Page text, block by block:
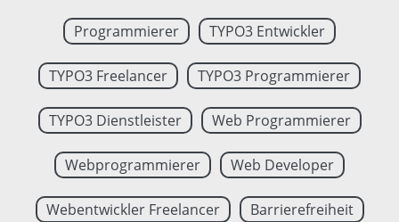
Programmierer TYPO3 Entwickler
TYPO3 Freelancer TYPO3 Programmierer
TYPO3 Dienstleister Web Programmierer
Webprogrammierer Web Developer
Webentwickler Freelancer Barrierefreiheit